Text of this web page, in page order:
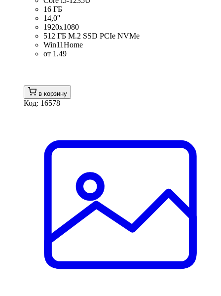
16 ГБ
14,0''
1920x1080
512 ГБ M.2 SSD PCIe NVMe
Win11Home
от 1.49
в корзину
Код: 16578